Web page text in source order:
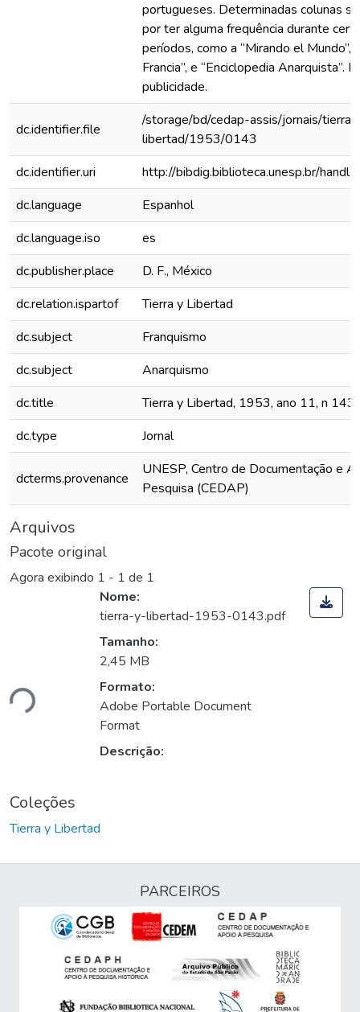
portugueses. Determinadas colunas
por ter alguma frequência durante
períodos, como a “Mirando el Mundo”,
Francia”, e “Enciclopedia Anarquista”.
publicidade.
dc.identifier.file
/storage/bd/cedap-assis/jornais/
libertad/1953/0143
dc.identifier.uri
http://bibdig.biblioteca.unesp.br/
dc.language
Espanhol
dc.language.iso
es
dc.publisher.place
D. F., México
dc.relation.ispartof
Tierra y Libertad
dc.subject
Franquismo
dc.subject
Anarquismo
dc.title
Tierra y Libertad, 1953, ano 11, n 143
dc.type
Jornal
dcterms.provenance
UNESP, Centro de Documentação e
Pesquisa (CEDAP)
Arquivos
Pacote original
Agora exibindo 1 - 1 de 1
Nome:
tierra-y-libertad-1953-0143.pdf
Tamanho:
2,45 MB
Formato:
Adobe Portable Document
Format
Descrição:
Coleções
Tierra y Libertad
PARCEIROS